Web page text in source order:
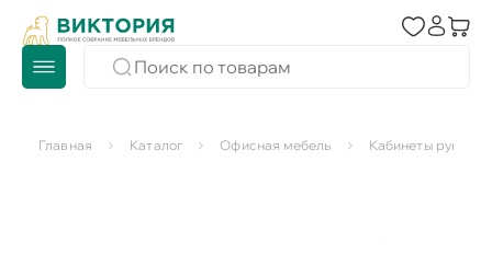
Главная Каталог Офисная мебель Кабинеты